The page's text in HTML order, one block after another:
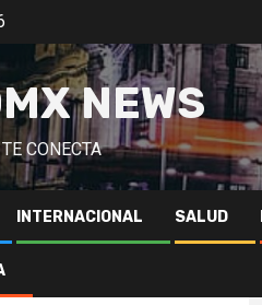
NEWS
CONECTA
INTERNACIONAL SALUD